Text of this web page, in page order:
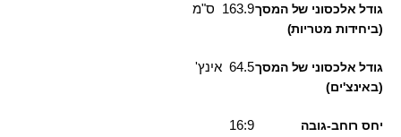
גודל אלכסוני של המסך
(ביחידות מטריות)
163.9 ס"מ
גודל אלכסוני של המסך
(באינצ'ים)
64.5 אינץ'
יחס רוחב-גובה 16:9